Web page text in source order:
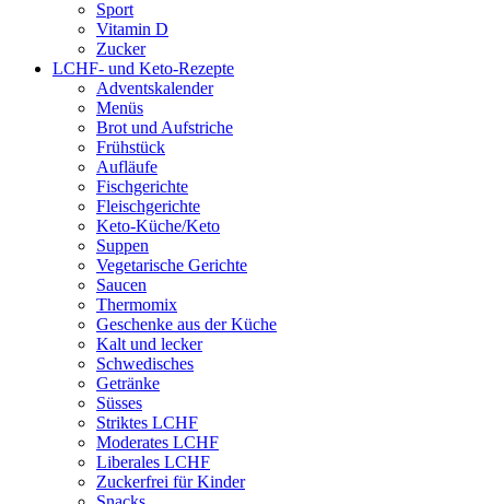
Sport
Vitamin D
Zucker
LCHF- und Keto-Rezepte
Adventskalender
Menüs
Brot und Aufstriche
Frühstück
Aufläufe
Fischgerichte
Fleischgerichte
Keto-Küche/Keto
Suppen
Vegetarische Gerichte
Saucen
Thermomix
Geschenke aus der Küche
Kalt und lecker
Schwedisches
Getränke
Süsses
Striktes LCHF
Moderates LCHF
Liberales LCHF
Zuckerfrei für Kinder